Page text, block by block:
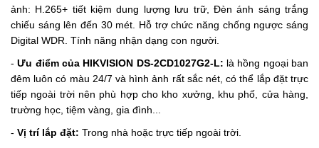
ảnh: H.265+ tiết kiệm dung lượng lưu trữ, Đèn ánh sáng trắng
chiếu sáng lên đến 30 mét. Hỗ trợ chức năng chống ngược sáng
Digital WDR. Tính năng nhận dạng con người.
-Ưu điểm của HIKVISION DS-2CD1027G2-L: là hồng ngoại ban
đêm luôn có màu 24/7 và hình ảnh rất sắc nét, có thể lắp đặt trực
tiếp ngoài trời nên phù hợp cho kho xưởng, khu phố, cửa hàng,
trường học, tiệm vàng, gia đình...
- Vị trí lắp đặt: Trong nhà hoặc trực tiếp ngoài trời.